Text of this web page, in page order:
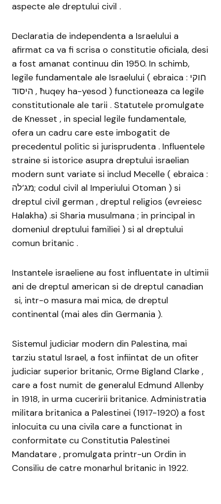
aspecte ale dreptului civil .
Declaratia de independenta a Israelului a
afirmat ca va fi scrisa o constitutie oficiala, desi
a fost amanat continuu din 1950. In schimb,
legile fundamentale ale Israelului ( ebraica : חוקי
היסוד , ħuqey ha-yesod ) functioneaza ca legile
constitutionale ale tarii . Statutele promulgate
de Knesset , in special legile fundamentale,
ofera un cadru care este imbogatit de
precedentul politic si jurisprudenta . Influentele
straine si istorice asupra dreptului israelian
modern sunt variate si includ Mecelle ( ebraica :
מג’לה; codul civil al Imperiului Otoman ) si
dreptul civil german , dreptul religios (evreiesc
Halakha) .si Sharia musulmana ; in principal in
domeniul dreptului familiei ) si al dreptului
comun britanic .
Instantele israeliene au fost influentate in ultimii
ani de dreptul american si de dreptul canadian
si, intr-o masura mai mica, de dreptul
continental (mai ales din Germania ).
Sistemul judiciar modern din Palestina, mai
tarziu statul Israel, a fost infiintat de un ofiter
judiciar superior britanic, Orme Bigland Clarke ,
care a fost numit de generalul Edmund Allenby
in 1918, in urma cuceririi britanice. Administratia
militara britanica a Palestinei (1917-1920) a fost
inlocuita cu una civila care a functionat in
conformitate cu Constitutia Palestinei
Mandatare , promulgata printr-un Ordin in
Consiliu de catre monarhul britanic in 1922.